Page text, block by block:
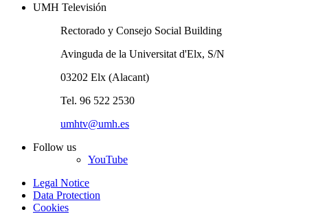
UMH Televisión
Rectorado y Consejo Social Building
Avinguda de la Universitat d'Elx, S/N
03202 Elx (Alacant)
Tel. 96 522 2530
umhtv@umh.es
Follow us
YouTube
Legal Notice
Data Protection
Cookies